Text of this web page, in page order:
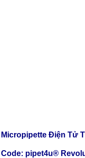
Micropipette Điện Tử
Code: pipet4u®